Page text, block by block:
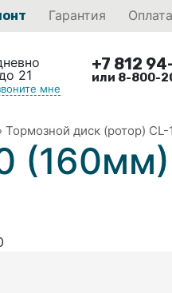
Гарантия Оплата
21
мне
+7 812
или 8-800-
Тормозной диск (ротор)
(160мм)